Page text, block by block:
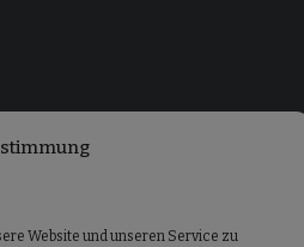
Website und unseren Service zu